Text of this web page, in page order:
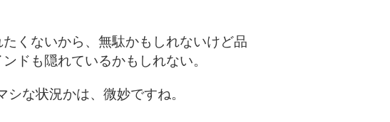
くないから、無駄かもしれないけど品
ドも隠れているかもしれない。
な状況かは、微妙ですね。